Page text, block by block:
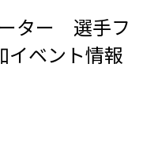
ーター 選手フ
イベント情報